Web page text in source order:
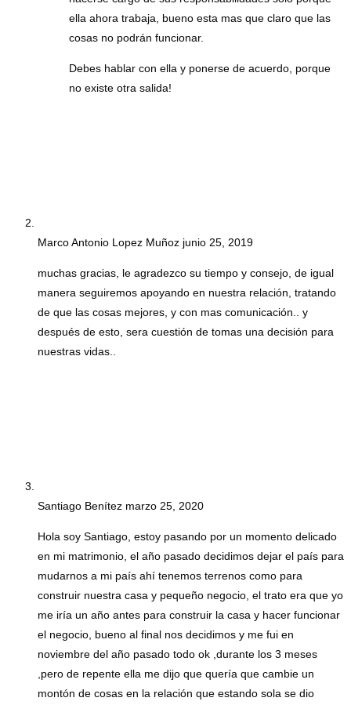
ella ahora trabaja, bueno esta mas que claro que las
cosas no podrán funcionar.
Debes hablar con ella y ponerse de acuerdo, porque
no existe otra salida!
Marco Antonio Lopez Muñoz junio 25, 2019
muchas gracias, le agradezco su tiempo y consejo, de igual
manera seguiremos apoyando en nuestra relación, tratando
de que las cosas mejores, y con mas comunicación.. y
después de esto, sera cuestión de tomas una decisión para
nuestras vidas..
Santiago Benítez marzo 25, 2020
Hola soy Santiago, estoy pasando por un momento delicado
en mi matrimonio, el año pasado decidimos dejar el país para
mudarnos a mi país ahí tenemos terrenos como para
construir nuestra casa y pequeño negocio, el trato era que yo
me iría un año antes para construir la casa y hacer funcionar
el negocio, bueno al final nos decidimos y me fui en
noviembre del año pasado todo ok ,durante los 3 meses
,pero de repente ella me dijo que quería que cambie un
montón de cosas en la relación que estando sola se dio